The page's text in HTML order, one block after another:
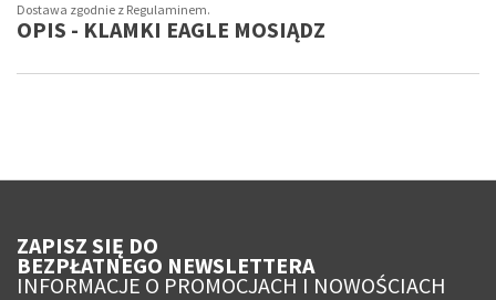
Dostawa zgodnie z Regulaminem.
OPIS - KLAMKI EAGLE MOSIĄDZ
ZAPISZ SIĘ DO
BEZPŁATNEGO NEWSLETTERA
INFORMACJE O PROMOCJACH I NOWOŚCIACH